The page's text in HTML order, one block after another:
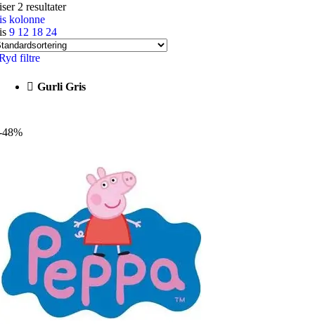
2 resultater
kolonne
9 12 18 24
filtre
Gurli Gris
48%